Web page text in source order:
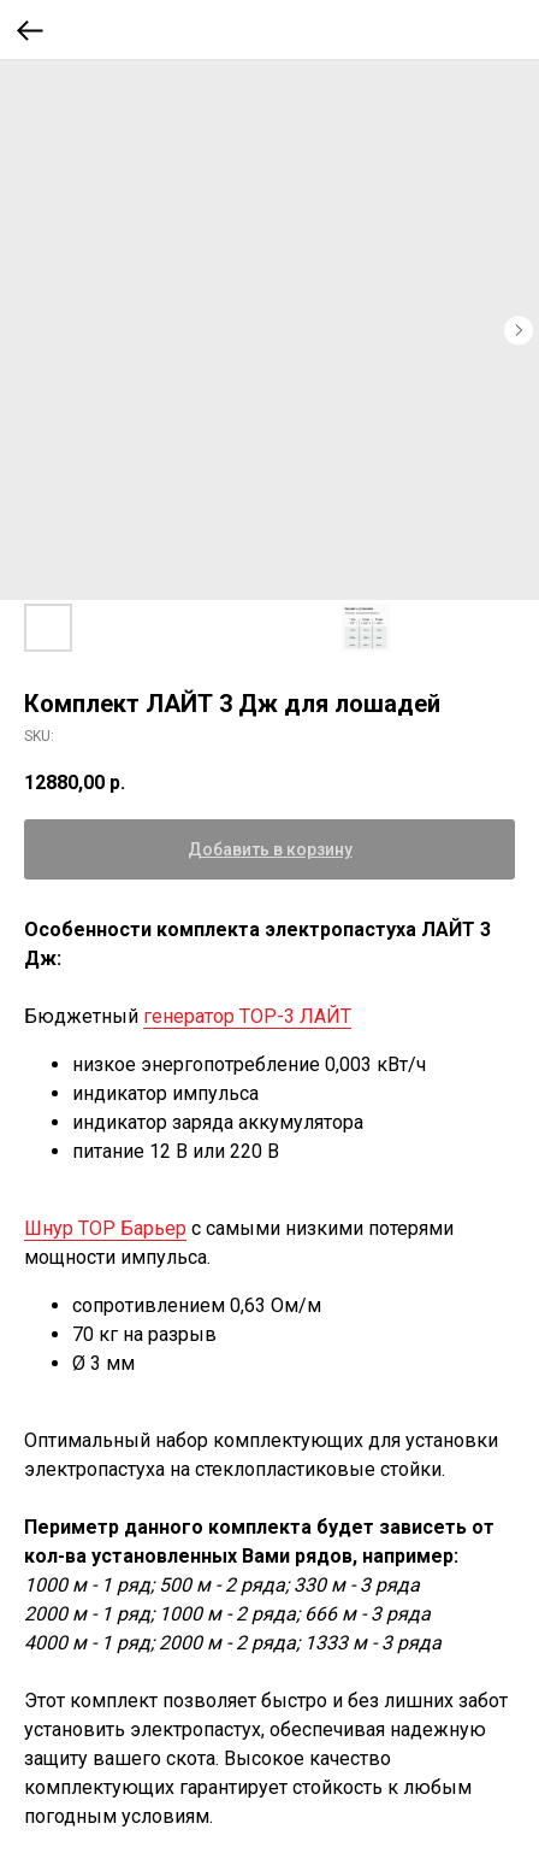
Комплект ЛАЙТ 3 Дж для лошадей
SKU:
12880,00 р.
Добавить в корзину
Особенности комплекта электропастуха ЛАЙТ 3
Дж:
Бюджетный генератор ТОР-3 ЛАЙТ
низкое энергопотребление 0,003 кВт/ч
индикатор импульса
индикатор заряда аккумулятора
питание 12 В или 220 В
Шнур ТОР Барьер с самыми низкими потерями
мощности импульса.
сопротивлением 0,63 Ом/м
70 кг на разрыв
Ø 3 мм
Оптимальный набор комплектующих для установки
электропастуха на стеклопластиковые стойки.
Периметр данного комплекта будет зависеть от
кол-ва установленных Вами рядов, например:
1000 м - 1 ряд; 500 м - 2 ряда; 330 м - 3 ряда
2000 м - 1 ряд; 1000 м - 2 ряда; 666 м - 3 ряда
4000 м - 1 ряд; 2000 м - 2 ряда; 1333 м - 3 ряда
Этот комплект позволяет быстро и без лишних забот
установить электропастух, обеспечивая надежную
защиту вашего скота. Высокое качество
комплектующих гарантирует стойкость к любым
погодным условиям.